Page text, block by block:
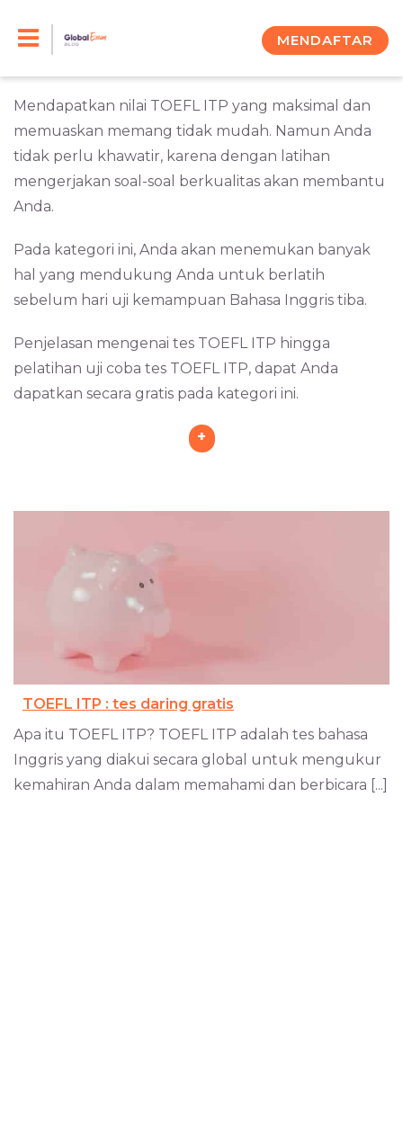
MENDAFTAR
biasanya harus dibarengi dengan sertifikasi bahasa
Mendapatkan nilai TOEFL ITP yang maksimal dan
memuaskan memang tidak mudah. Namun Anda
tidak perlu khawatir, karena dengan latihan
mengerjakan soal-soal berkualitas akan membantu
Anda.
Pada kategori ini, Anda akan menemukan banyak
hal yang mendukung Anda untuk berlatih
sebelum hari uji kemampuan Bahasa Inggris tiba.
Penjelasan mengenai tes TOEFL ITP hingga
pelatihan uji coba tes TOEFL ITP, dapat Anda
dapatkan secara gratis pada kategori ini.
+
TOEFL ITP : tes daring gratis
Apa itu TOEFL ITP? TOEFL ITP adalah tes bahasa
Inggris yang diakui secara global untuk mengukur
kemahiran Anda dalam memahami dan berbicara [...]